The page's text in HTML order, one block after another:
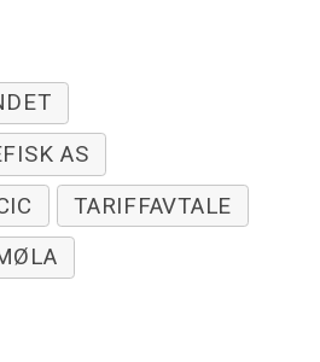
AS
TARIFFAVTALE